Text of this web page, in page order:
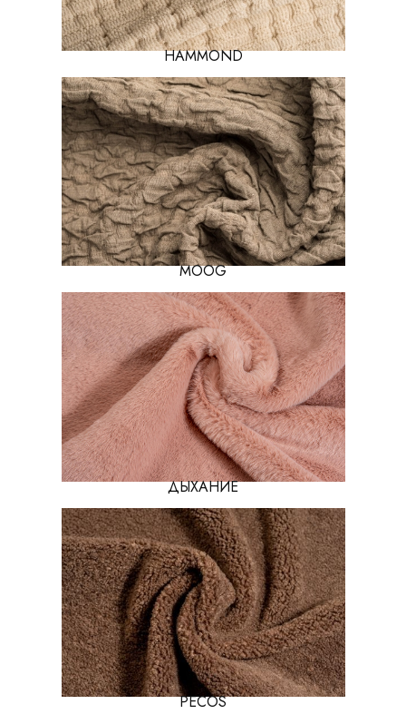
HAMMOND
MOOG
ДЫХАНИЕ
PECOS